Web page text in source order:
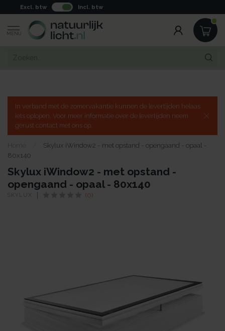
Excl. btw Incl. btw
MENU
In verband met de zomervakantie kunnen de levertijden helaas
iets oplopen. Voor meer informatie over de levertijden neem
gerust contact met ons op.
Home
Skylux iWindow2 - met opstand - opengaand - opaal -
80x140
Skylux iWindow2 - met opstand -
opengaand - opaal - 80x140
SKYLUX (0)